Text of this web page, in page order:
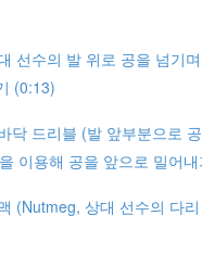
선수의 발 위로 공을 넘기
(0:13)
닥 드리블 (발 앞부분으로
이용해 공을 앞으로 밀어
(Nutmeg, 상대 선수의 다